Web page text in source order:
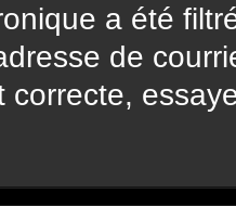
a été
de
correcte,